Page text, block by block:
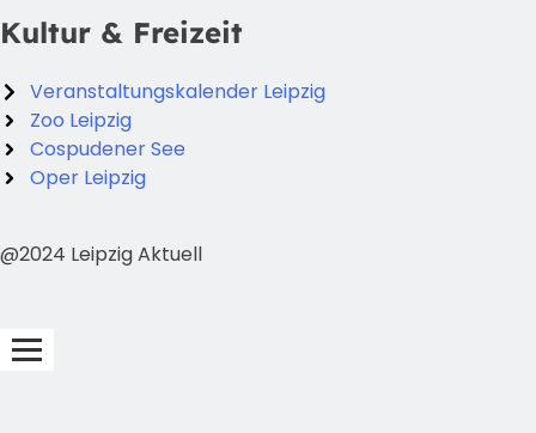
Kultur & Freizeit
Veranstaltungskalender Leipzig
Zoo Leipzig
Cospudener See
Oper Leipzig
@2024 Leipzig Aktuell